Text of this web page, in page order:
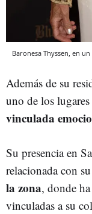
Baronesa Thyssen, en
Además de su
uno de los
vinculada
Su presencia en
relacionada con
la zona, donde
vinculadas a su